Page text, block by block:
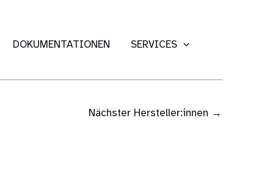
DOKUMENTATIONEN
SERVICES
Nächster Hersteller:innen →